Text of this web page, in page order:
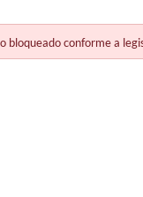
bloqueado conforme a